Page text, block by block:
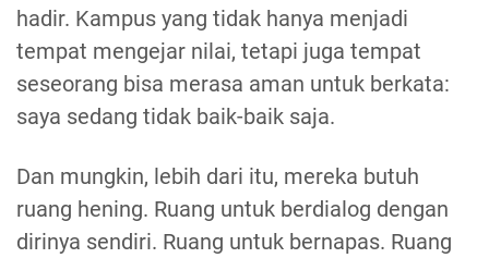
hadir. Kampus yang tidak hanya menjadi
tempat mengejar nilai, tetapi juga tempat
seseorang bisa merasa aman untuk berkata:
saya sedang tidak baik-baik saja.
Dan mungkin, lebih dari itu, mereka butuh
ruang hening. Ruang untuk berdialog dengan
dirinya sendiri. Ruang untuk bernapas. Ruang